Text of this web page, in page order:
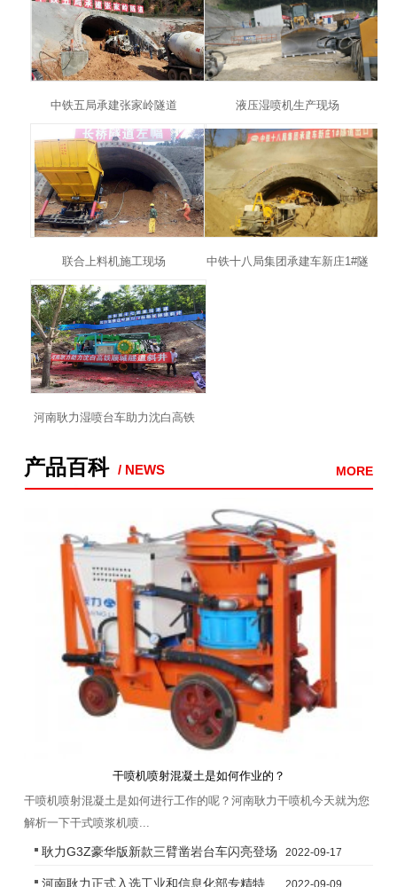
中铁五局承建张家岭隧道 液压湿喷机生产现场
联合上料机施工现场 中铁十八局集团承建车新庄1#隧
河南耿力湿喷台车助力沈白高铁
顺城隧道斜井建设
产品百科 / NEWS MORE
干喷机喷射混凝土是如何作业的？
干喷机喷射混凝土是如何进行工作的呢？河南耿力干喷机今天就为您
解析一下干式喷浆机喷...
耿力G3Z豪华版新款三臂凿岩台车闪亮登场 2022-09-17
河南耿力正式入选工业和信息化部专精特